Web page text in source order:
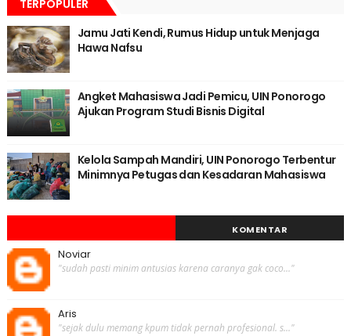
TERPOPULER
Jamu Jati Kendi, Rumus Hidup untuk Menjaga
Hawa Nafsu
Angket Mahasiswa Jadi Pemicu, UIN Ponorogo
Ajukan Program Studi Bisnis Digital
Kelola Sampah Mandiri, UIN Ponorogo Terbentur
Minimnya Petugas dan Kesadaran Mahasiswa
KOMENTAR
Noviar
"sudah pasti minim antusias karena caranya gak coco..."
Aris
"sejak dulu memang kpum tidak pernah profesional. s..."